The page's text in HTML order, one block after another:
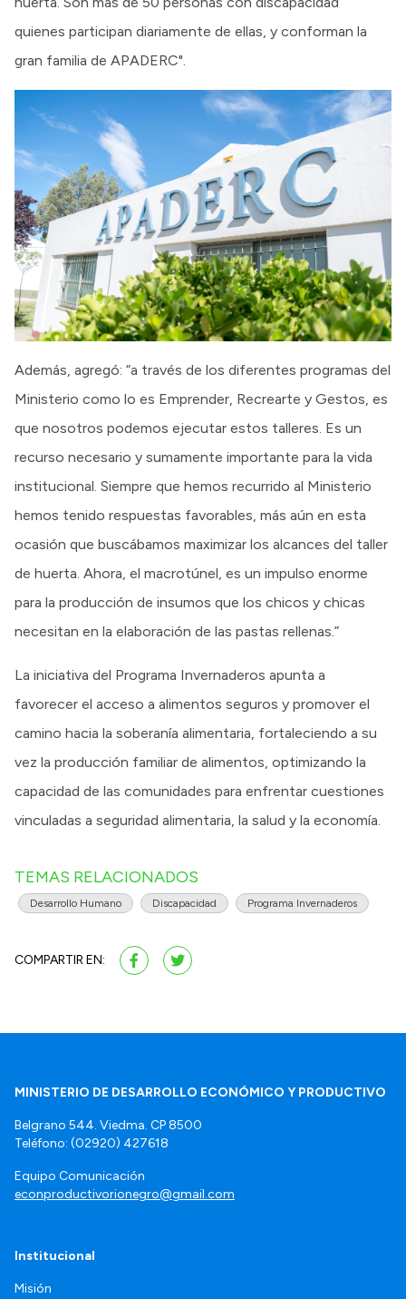
quienes participan diariamente de ellas, y conforman la
gran familia de APADERC".
Además, agregó: “a través de los diferentes programas del
Ministerio como lo es Emprender, Recrearte y Gestos, es
que nosotros podemos ejecutar estos talleres. Es un
recurso necesario y sumamente importante para la vida
institucional. Siempre que hemos recurrido al Ministerio
hemos tenido respuestas favorables, más aún en esta
ocasión que buscábamos maximizar los alcances del taller
de huerta. Ahora, el macrotúnel, es un impulso enorme
para la producción de insumos que los chicos y chicas
necesitan en la elaboración de las pastas rellenas.”
La iniciativa del Programa Invernaderos apunta a
favorecer el acceso a alimentos seguros y promover el
camino hacia la soberanía alimentaria, fortaleciendo a su
vez la producción familiar de alimentos, optimizando la
capacidad de las comunidades para enfrentar cuestiones
vinculadas a seguridad alimentaria, la salud y la economía.
TEMAS RELACIONADOS
Desarrollo Humano Discapacidad Programa Invernaderos
COMPARTIR EN:
MINISTERIO DE DESARROLLO ECONÓMICO Y PRODUCTIVO
Belgrano 544. Viedma. CP 8500
Teléfono: (02920) 427618
Equipo Comunicación
econproductivorionegro@gmail.com
Institucional
Misión